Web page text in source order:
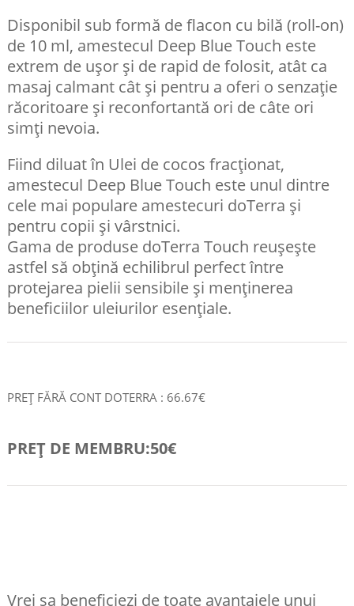
Disponibil sub formă de flacon cu bilă (roll-on)
de 10 ml, amestecul Deep Blue Touch este
extrem de ușor și de rapid de folosit, atât ca
masaj calmant cât și pentru a oferi o senzație
răcoritoare și reconfortantă ori de câte ori
simți nevoia.
Fiind diluat în Ulei de cocos fracționat,
amestecul Deep Blue Touch este unul dintre
cele mai populare amestecuri doTerra și
pentru copii și vârstnici.
Gama de produse doTerra Touch reușește
astfel să obțină echilibrul perfect între
protejarea pielii sensibile și menținerea
beneficiilor uleiurilor esențiale.
PREȚ FĂRĂ CONT DOTERRA : 66.67€
PREȚ DE MEMBRU:50€
Vrei sa beneficiezi de toate avantajele unui